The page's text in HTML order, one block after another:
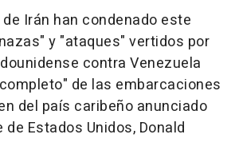
Irán han condenado este
y "ataques" vertidos por
contra Venezuela
de las embarcaciones
del país caribeño anunciado
Estados Unidos, Donald